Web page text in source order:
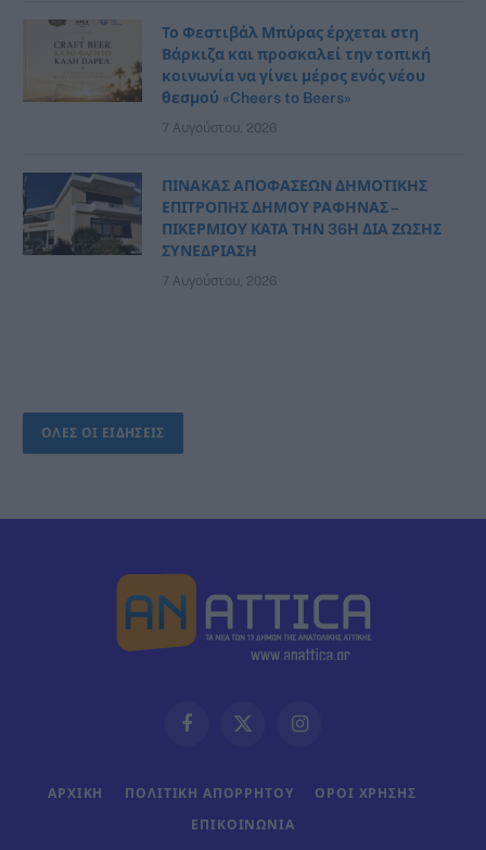
Το Φεστιβάλ Μπύρας έρχεται στη
Βάρκιζα και προσκαλεί την τοπική
κοινωνία να γίνει μέρος ενός νέου
θεσμού «Cheers to Beers»
7 Αυγούστου, 2026
ΠΙΝΑΚΑΣ ΑΠΟΦΑΣΕΩΝ ΔΗΜΟΤΙΚΗΣ
ΕΠΙΤΡΟΠΗΣ ΔΗΜΟΥ ΡΑΦΗΝΑΣ –
ΠΙΚΕΡΜΙΟΥ ΚΑΤΑ ΤΗΝ 36Η ΔΙΑ ΖΩΣΗΣ
ΣΥΝΕΔΡΙΑΣΗ
7 Αυγούστου, 2026
ΟΛΕΣ ΟΙ ΕΙΔΗΣΕΙΣ
FacebookX
Instagram
ΑΡΧΙΚΗ ΠΟΛΙΤΙΚΗ ΑΠΟΡΡΗΤΟΥ ΟΡΟΙ ΧΡΗΣΗΣ
ΕΠΙΚΟΙΝΩΝΊΑ